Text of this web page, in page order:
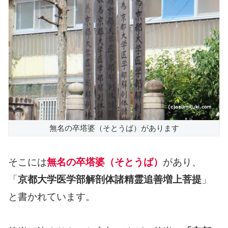
無名の卒塔婆（そとうば）があります
そこには無名の卒塔婆（そとうば） があり、
「 京都大学医学部解剖体諸精霊追善増上菩提 」
と書かれています。